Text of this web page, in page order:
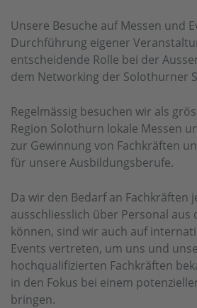
Unsere Besuche auf Messen und
Durchführung eigener
entscheidende Rolle bei der
dem Networking der Solothurner
Regelmässig besuchen wir als
Region Solothurn lokale Messen
zur Gewinnung von Fachkräften
für unsere Ausbildungsberufe.​
Da wir den Bedarf an Fachkräften
ausschliesslich über Personal aus
können, sind wir auch auf
Events vertreten, um uns und
hochqualifizierten Fachkräften
in den Fokus bei einem
bringen.​